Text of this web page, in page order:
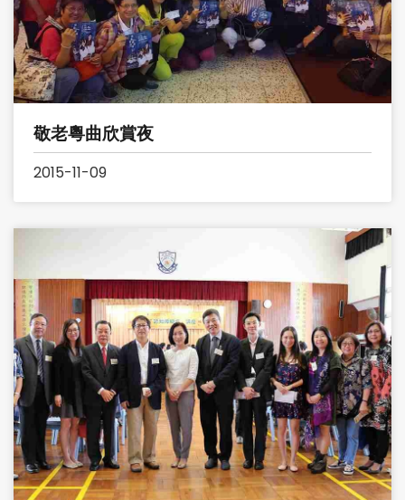
敬老粵曲欣賞夜
2015-11-09